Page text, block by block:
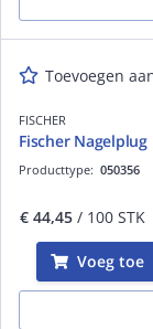
Toevoegen
FISCHER
Fischer
Producttype: 050356
€ 44,45 / 100 STK
Voeg toe